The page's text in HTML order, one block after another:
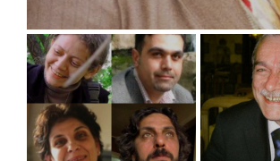
05/18/2013
abogado de derechos humanos